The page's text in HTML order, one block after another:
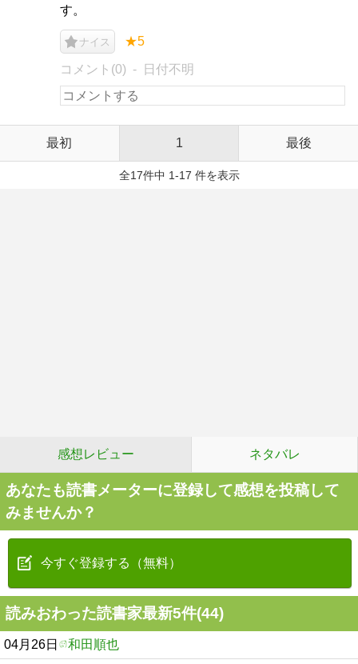
す。
ナイス ★5
コメント(0) 日付不明
最初 1 最後
全17件中 1-17 件を表示
感想レビュー ネタバレ
あなたも読書メーターに登録して感想を投稿して
みませんか？
今すぐ登録する（無料）
読みおわった読書家最新5件(44)
04月26日 和田順也